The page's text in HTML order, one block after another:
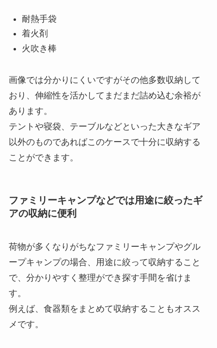
耐熱手袋
着火剤
火吹き棒
画像では分かりにくいですがその他多数収納して
おり、伸縮性を活かしてまだまだ詰め込む余裕が
あります。
テントや寝袋、テーブルなどといった大きなギア
以外のものであればこのケースで十分に収納する
ことができます。
ファミリーキャンプなどでは用途に絞ったギ
アの収納に便利
荷物が多くなりがちなファミリーキャンプやグル
ープキャンプの場合、用途に絞って収納すること
で、分かりやすく整理ができ探す手間を省けま
す。
例えば、食器類をまとめて収納することもオスス
メです。